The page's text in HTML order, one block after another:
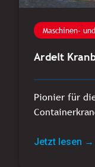
Maschinen-
Ardelt
Pionier für
Jetzt lesen →